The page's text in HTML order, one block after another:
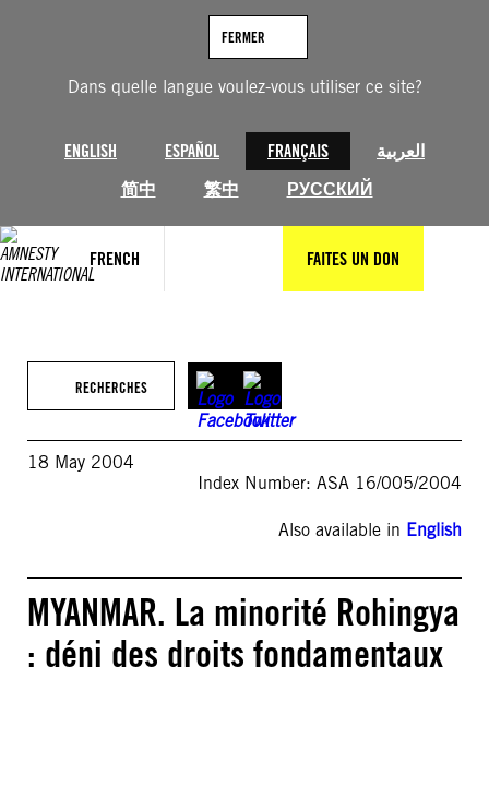
Dans quelle langue voulez-vous utiliser ce site?
ENGLISH ESPAÑOL FRANÇAIS
العربية
简中
繁中 РУССКИЙ
FERMER
FRENCH FAITES UN DON
RECHERCHES
18 May 2004
Index Number: ASA 16/005/2004
Also available in English
MYANMAR. La minorité Rohingya
: déni des droits fondamentaux